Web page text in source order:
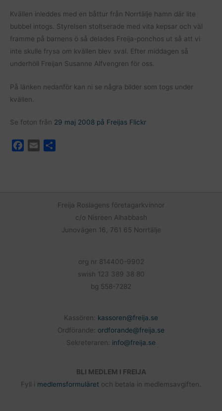
Kvällen inleddes med en båttur från Norrtälje hamn där lite
bubbel intogs. Styrelsen stoltserade med vita kepsar och väl
framme på barnens ö så delades Freija-ponchos ut så att vi
inte skulle frysa om kvällen blev sval. Efter middagen så
underhöll Freijan Susanne Alfvengren för oss.
På länken nedanför kan ni se några bilder som togs under
kvällen.
Se foton från 29 maj 2008 på Freijas Flickr
Freija Roslagens företagarkvinnor
c/o Nisreen Alhabbash
Junovägen 16, 761 65 Norrtälje
org nr 814400-9902
swish 123 389 38 80
bg 558-7282
Kassören: kassoren@freija.se
Ordförande: ordforande@freija.se
Sekreteraren: info@freija.se
BLI MEDLEM I FREIJA
Fyll i medlemsformuläret och betala in medlemsavgiften.